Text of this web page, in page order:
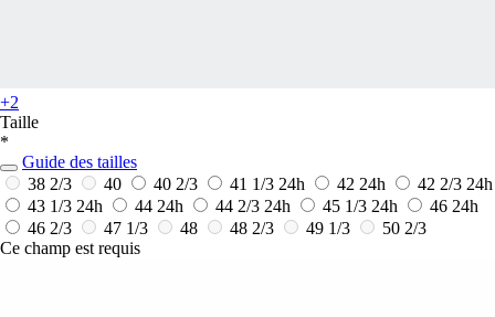
+2
Taille
*
Guide des tailles
38 2/3
40 40 2/3 41 1/3 24h 42 24h 42 2/3 24h
43 1/3 24h 44 24h 44 2/3 24h 45 1/3 24h 46 24h
46 2/3
47 1/3 48 48 2/3 49 1/3
50 2/3
Ce champ est requis